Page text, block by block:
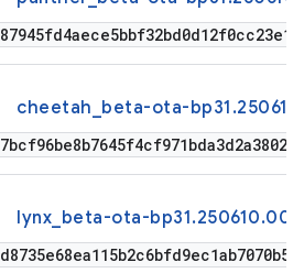
cheetah_beta-ota-
lynx_beta-ota-